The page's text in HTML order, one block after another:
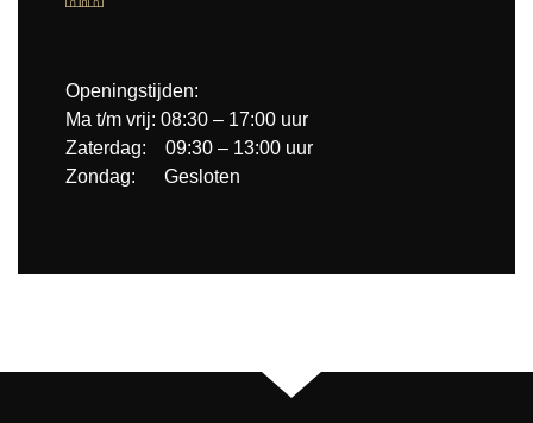
Openingstijden:
Ma t/m vrij: 08:30 – 17:00 uur
Zaterdag: 09:30 – 13:00 uur
Zondag: Gesloten